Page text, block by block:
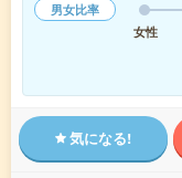
男女比率
女性
気になる!